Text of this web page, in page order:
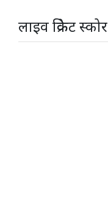
लाइव क्रिकेट स्कोर